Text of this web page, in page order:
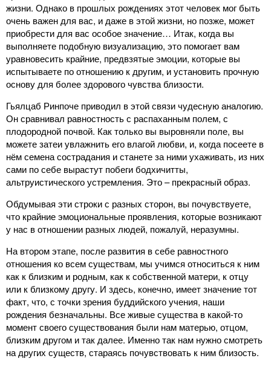
жизни. Однако в прошлых рождениях этот человек мог быть
очень важен для вас, и даже в этой жизни, но позже, может
приобрести для вас особое значение… Итак, когда вы
выполняете подобную визуализацию, это помогает вам
уравновесить крайние, предвзятые эмоции, которые вы
испытываете по отношению к другим, и установить прочную
основу для более здорового чувства близости.
Гьялцаб Ринпоче приводил в этой связи чудесную аналогию.
Он сравнивал равностность с распаханным полем, с
плодородной почвой. Как только вы выровняли поле, вы
можете затеи увлажнить его влагой любви, и, когда посеете в
нём семена сострадания и станете за ними ухаживать, из них
сами по себе вырастут побеги бодхичитты,
альтруистического устремления. Это – прекрасный образ.
Обдумывая эти строки с разных сторон, вы почувствуете,
что крайние эмоциональные проявления, которые возникают
у нас в отношении разных людей, пожалуй, неразумны.
На втором этапе, после развития в себе равностного
отношения ко всем существам, мы учимся относиться к ним
как к близким и родным, как к собственной матери, к отцу
или к близкому другу. И здесь, конечно, имеет значение тот
факт, что, с точки зрения буддийского учения, наши
рождения безначальны. Все живые существа в какой-то
момент своего существования были нам матерью, отцом,
близким другом и так далее. Именно так нам нужно смотреть
на других существ, стараясь почувствовать к ним близость.